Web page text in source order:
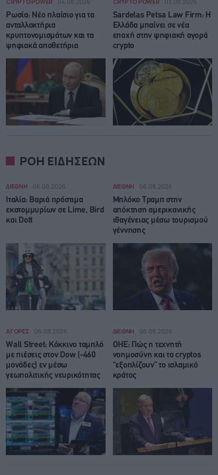
CRYPTO POWER 04.08.2026
Ρωσία: Νέο πλαίσιο για τα
ανταλλακτήρια
κρυπτονομισμάτων και τα
ψηφιακά αποθετήρια
CRYPTO POWER 03.08.2026
Sardelas Petsa Law Firm: Η
Ελλάδα μπαίνει σε νέα
εποχή στην ψηφιακή αγορά
crypto
ΡΟΗ ΕΙΔΗΣΕΩΝ
ΔΙΕΘΝΗ 06.08.2026
Ιταλία: Βαριά πρόστιμα
εκατομμυρίων σε Lime, Bird
και Dott
ΔΙΕΘΝΗ 06.08.2026
Μπλόκο Τραμπ στην
απόκτηση αμερικανικής
ιθαγένειας μέσω τουρισμού
γέννησης
ΑΓΟΡΕΣ 06.08.2026
Wall Street: Κόκκινο ταμπλό
με πιέσεις στον Dow (-460
μονάδες) εν μέσω
γεωπολιτικής νευρικότητας
ΔΙΕΘΝΗ 06.08.2026
ΟΗΕ: Πώς η τεχνητή
νοημοσύνη και τα cryptos
“εξοπλίζουν” το ισλαμικό
κράτος